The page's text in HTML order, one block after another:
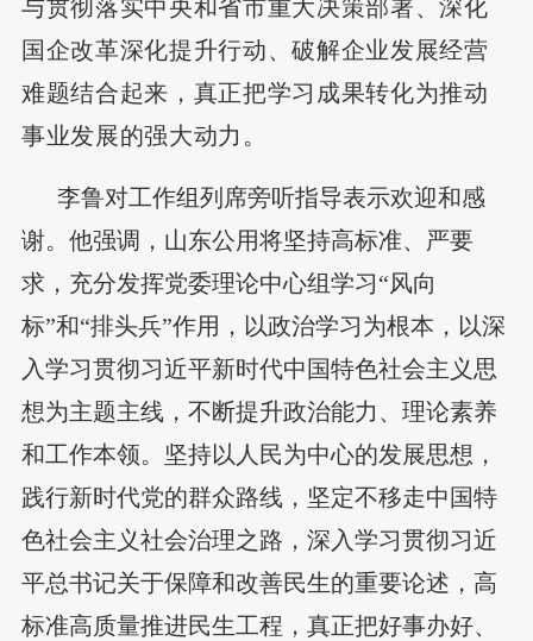
与贯彻落实中央和省市重大决策部署、深化
国企改革深化提升行动、破解企业发展经营
难题结合起来，真正把学习成果转化为推动
事业发展的强大动力。
李鲁对工作组列席旁听指导表示欢迎和感
谢。他强调，山东公用将坚持高标准、严要
求，充分发挥党委理论中心组学习“风向
标”和“排头兵”作用，以政治学习为根本，以深
入学习贯彻习近平新时代中国特色社会主义思
想为主题主线，不断提升政治能力、理论素养
和工作本领。坚持以人民为中心的发展思想，
践行新时代党的群众路线，坚定不移走中国特
色社会主义社会治理之路，深入学习贯彻习近
平总书记关于保障和改善民生的重要论述，高
标准高质量推进民生工程，真正把好事办好、